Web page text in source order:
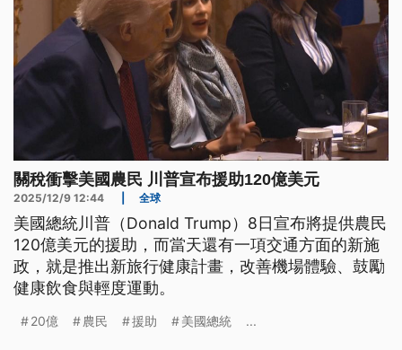
關稅衝擊美國農民 川普宣布援助120億美元
2025/12/9 12:44 全球
美國總統川普（Donald Trump）8日宣布將提供農民
120億美元的援助，而當天還有一項交通方面的新施
政，就是推出新旅行健康計畫，改善機場體驗、鼓勵
健康飲食與輕度運動。
20億 農民 援助 美國總統 ...